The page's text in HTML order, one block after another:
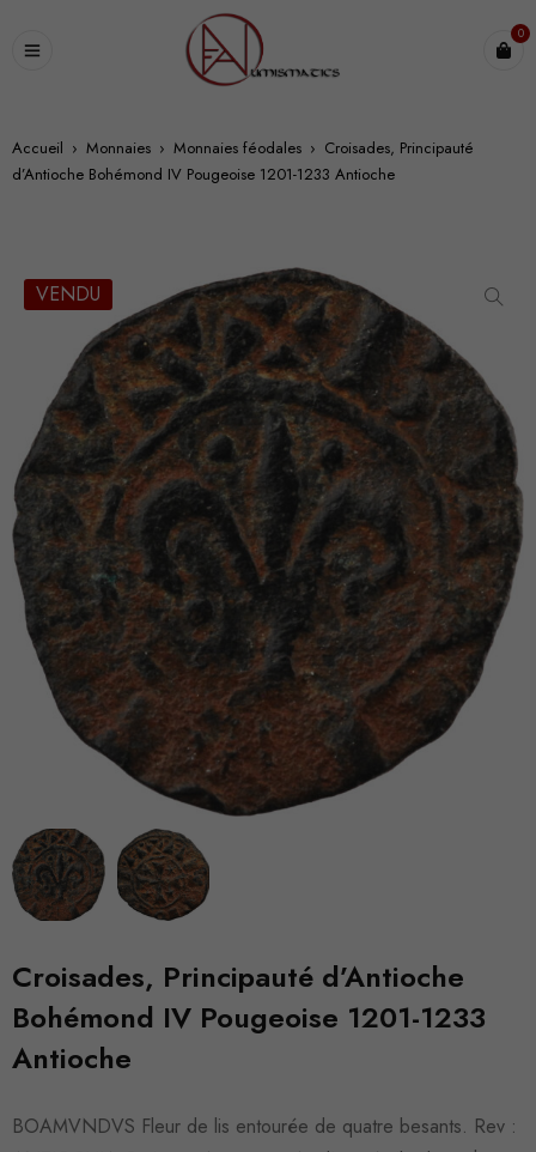
0
Accueil › Monnaies › Monnaies féodales › Croisades, Principauté
d’Antioche Bohémond IV Pougeoise 1201-1233 Antioche
VENDU
Croisades, Principauté d’Antioche
Bohémond IV Pougeoise 1201-1233
Antioche
BOAMVNDVS Fleur de lis entourée de quatre besants. Rev :